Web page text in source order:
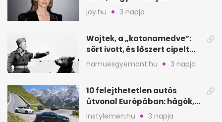
segítette a családalapítást
joy.hu 3 napja
Wojtek, a „katonamedve”:
sört ivott, és lőszert cipelt
Monte Cassinónál
hamuesgyemant.hu 3 napja
10 felejthetetlen autós
útvonal Európában: hágók,
partok, fjordok
instylemen.hu 3 napja